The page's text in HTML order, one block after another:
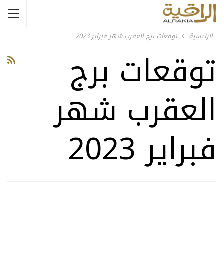
الرئيسية توقعات برج العقرب شهر فبراير 2023
توقعات برج
العقرب شهر
فبراير 2023